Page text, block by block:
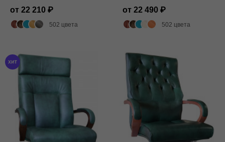
от 22 210
502 цвета
от 22 490
502 цвета